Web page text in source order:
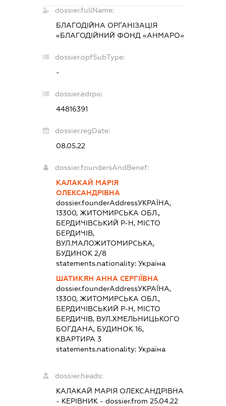
dossier.fullName:
БЛАГОДІЙНА ОРГАНІЗАЦІЯ
«БЛАГОДІЙНИЙ ФОНД «АНМАРО»
dossier.opfSubType:
-
dossier.edrpo:
44816391
dossier.regDate:
08.05.22
dossier.foundersAndBenef:
КАЛАКАЙ МАРІЯ
ОЛЕКСАНДРІВНА
dossier.founderAddressУКРАЇНА,
13300, ЖИТОМИРСЬКА ОБЛ.,
БЕРДИЧІВСЬКИЙ Р-Н, МІСТО
БЕРДИЧІВ,
ВУЛ.МАЛОЖИТОМИРСЬКА,
БУДИНОК 2/8
statements.nationality: Україна
ШАТИКЯН АННА СЕРГІЇВНА
dossier.founderAddressУКРАЇНА,
13300, ЖИТОМИРСЬКА ОБЛ.,
БЕРДИЧІВСЬКИЙ Р-Н, МІСТО
БЕРДИЧІВ, ВУЛ.ХМЕЛЬНИЦЬКОГО
БОГДАНА, БУДИНОК 16,
КВАРТИРА 3
statements.nationality: Україна
dossier.heads:
КАЛАКАЙ МАРІЯ ОЛЕКСАНДРІВНА
- КЕРІВНИК - dossier.from 25.04.22